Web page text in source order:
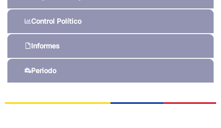
Control Político
Informes
Periodo